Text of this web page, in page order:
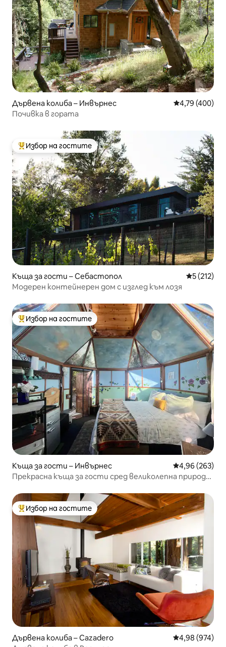
Дървена колиба – Инвърнес Средна
4,79 (400)
Почивка в гората
Най-популярен избор на гостите
Избор на гостите
Къща за гости – Себастопол Средна
5 (212)
Модерен контейнерен дом с изглед към лозя
Най-популярен избор на гостите
Избор на гостите
Къща за гости – Инвърнес Средна
4,96 (263)
Прекрасна къща за гости сред великолепна природа.
Най-популярен избор на гостите
Избор на гостите
Дървена колиба – Cazadero Средна
4,98 (974)